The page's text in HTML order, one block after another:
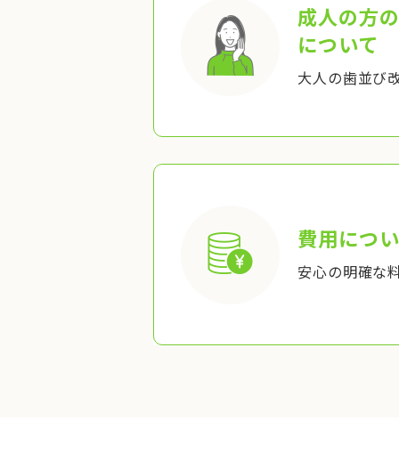
成人の方
について
大人の歯並び
費用につ
安心の明確な